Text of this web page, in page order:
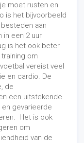
moet rusten en
is het bijvoorbeeld
aan
in een 2 uur
is het ook beter
om
vereist veel
en cardio. De
de
een uitstekende
gevarieerde
Het is ook
om
van de